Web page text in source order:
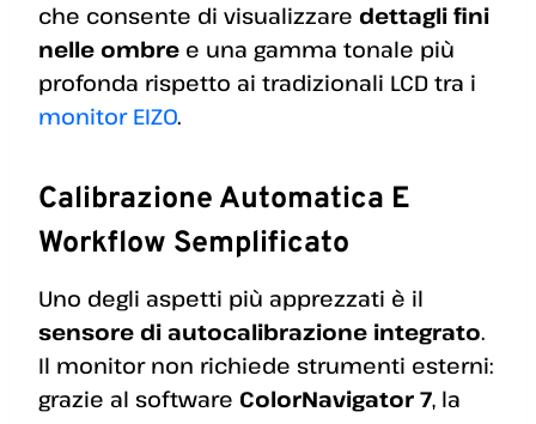
che consente di visualizzare dettagli fini
nelle ombre e una gamma tonale più
profonda rispetto ai tradizionali LCD tra i
monitor EIZO.
Calibrazione Automatica E
Workflow Semplificato
Uno degli aspetti più apprezzati è il
sensore di autocalibrazione integrato.
Il monitor non richiede strumenti esterni:
grazie al software ColorNavigator 7, la